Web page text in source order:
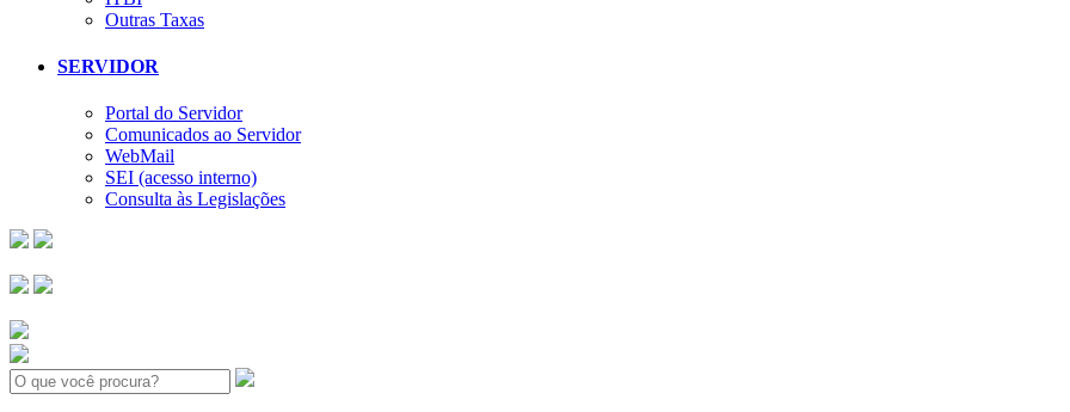
Outras Taxas
SERVIDOR
Portal do Servidor
Comunicados ao Servidor
WebMail
SEI (acesso interno)
Consulta às Legislações
Search: